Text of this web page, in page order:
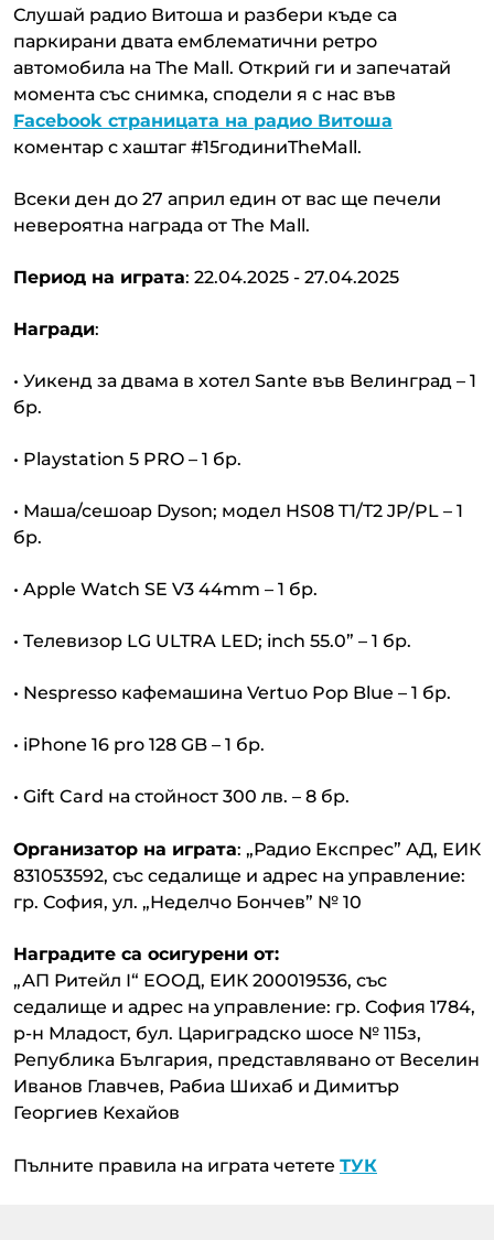
Слушай радио Витоша и разбери къде са
паркирани двата емблематични ретро
автомобила на The Mall. Открий ги и запечатай
момента със снимка, сподели я с нас във
Facebook страницата на радио Витоша
коментар с хаштаг #15годиниTheMall.
Всеки ден до 27 април един от вас ще печели
невероятна награда от The Mall.
Период на играта: 22.04.2025 - 27.04.2025
Награди:
• Уикенд за двама в хотел Sante във Велинград – 1
бр.
• Playstation 5 PRO – 1 бр.
• Маша/сешоар Dyson; модел HS08 T1/T2 JP/PL – 1
бр.
• Apple Watch SE V3 44mm – 1 бр.
• Телевизор LG ULTRA LED; inch 55.0” – 1 бр.
• Nespresso кафемашина Vertuo Pop Blue – 1 бр.
• iPhone 16 pro 128 GB – 1 бр.
• Gift Card на стойност 300 лв. – 8 бр.
Организатор на играта: „Радио Експрес” АД, ЕИК
831053592, със седалище и адрес на управление:
гр. София, ул. „Неделчо Бончев” № 10
Наградите са осигурени от:
„АП Ритейл І“ ЕООД, ЕИК 200019536, със
седалище и адрес на управление: гр. София 1784,
р-н Младост, бул. Цариградско шосе № 115з,
Република България, представлявано от Веселин
Иванов Главчев, Рабиа Шихаб и Димитър
Георгиев Кехайов
Пълните правила на играта четете ТУК